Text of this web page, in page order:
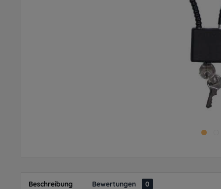
Beschreibung Bewertungen 0